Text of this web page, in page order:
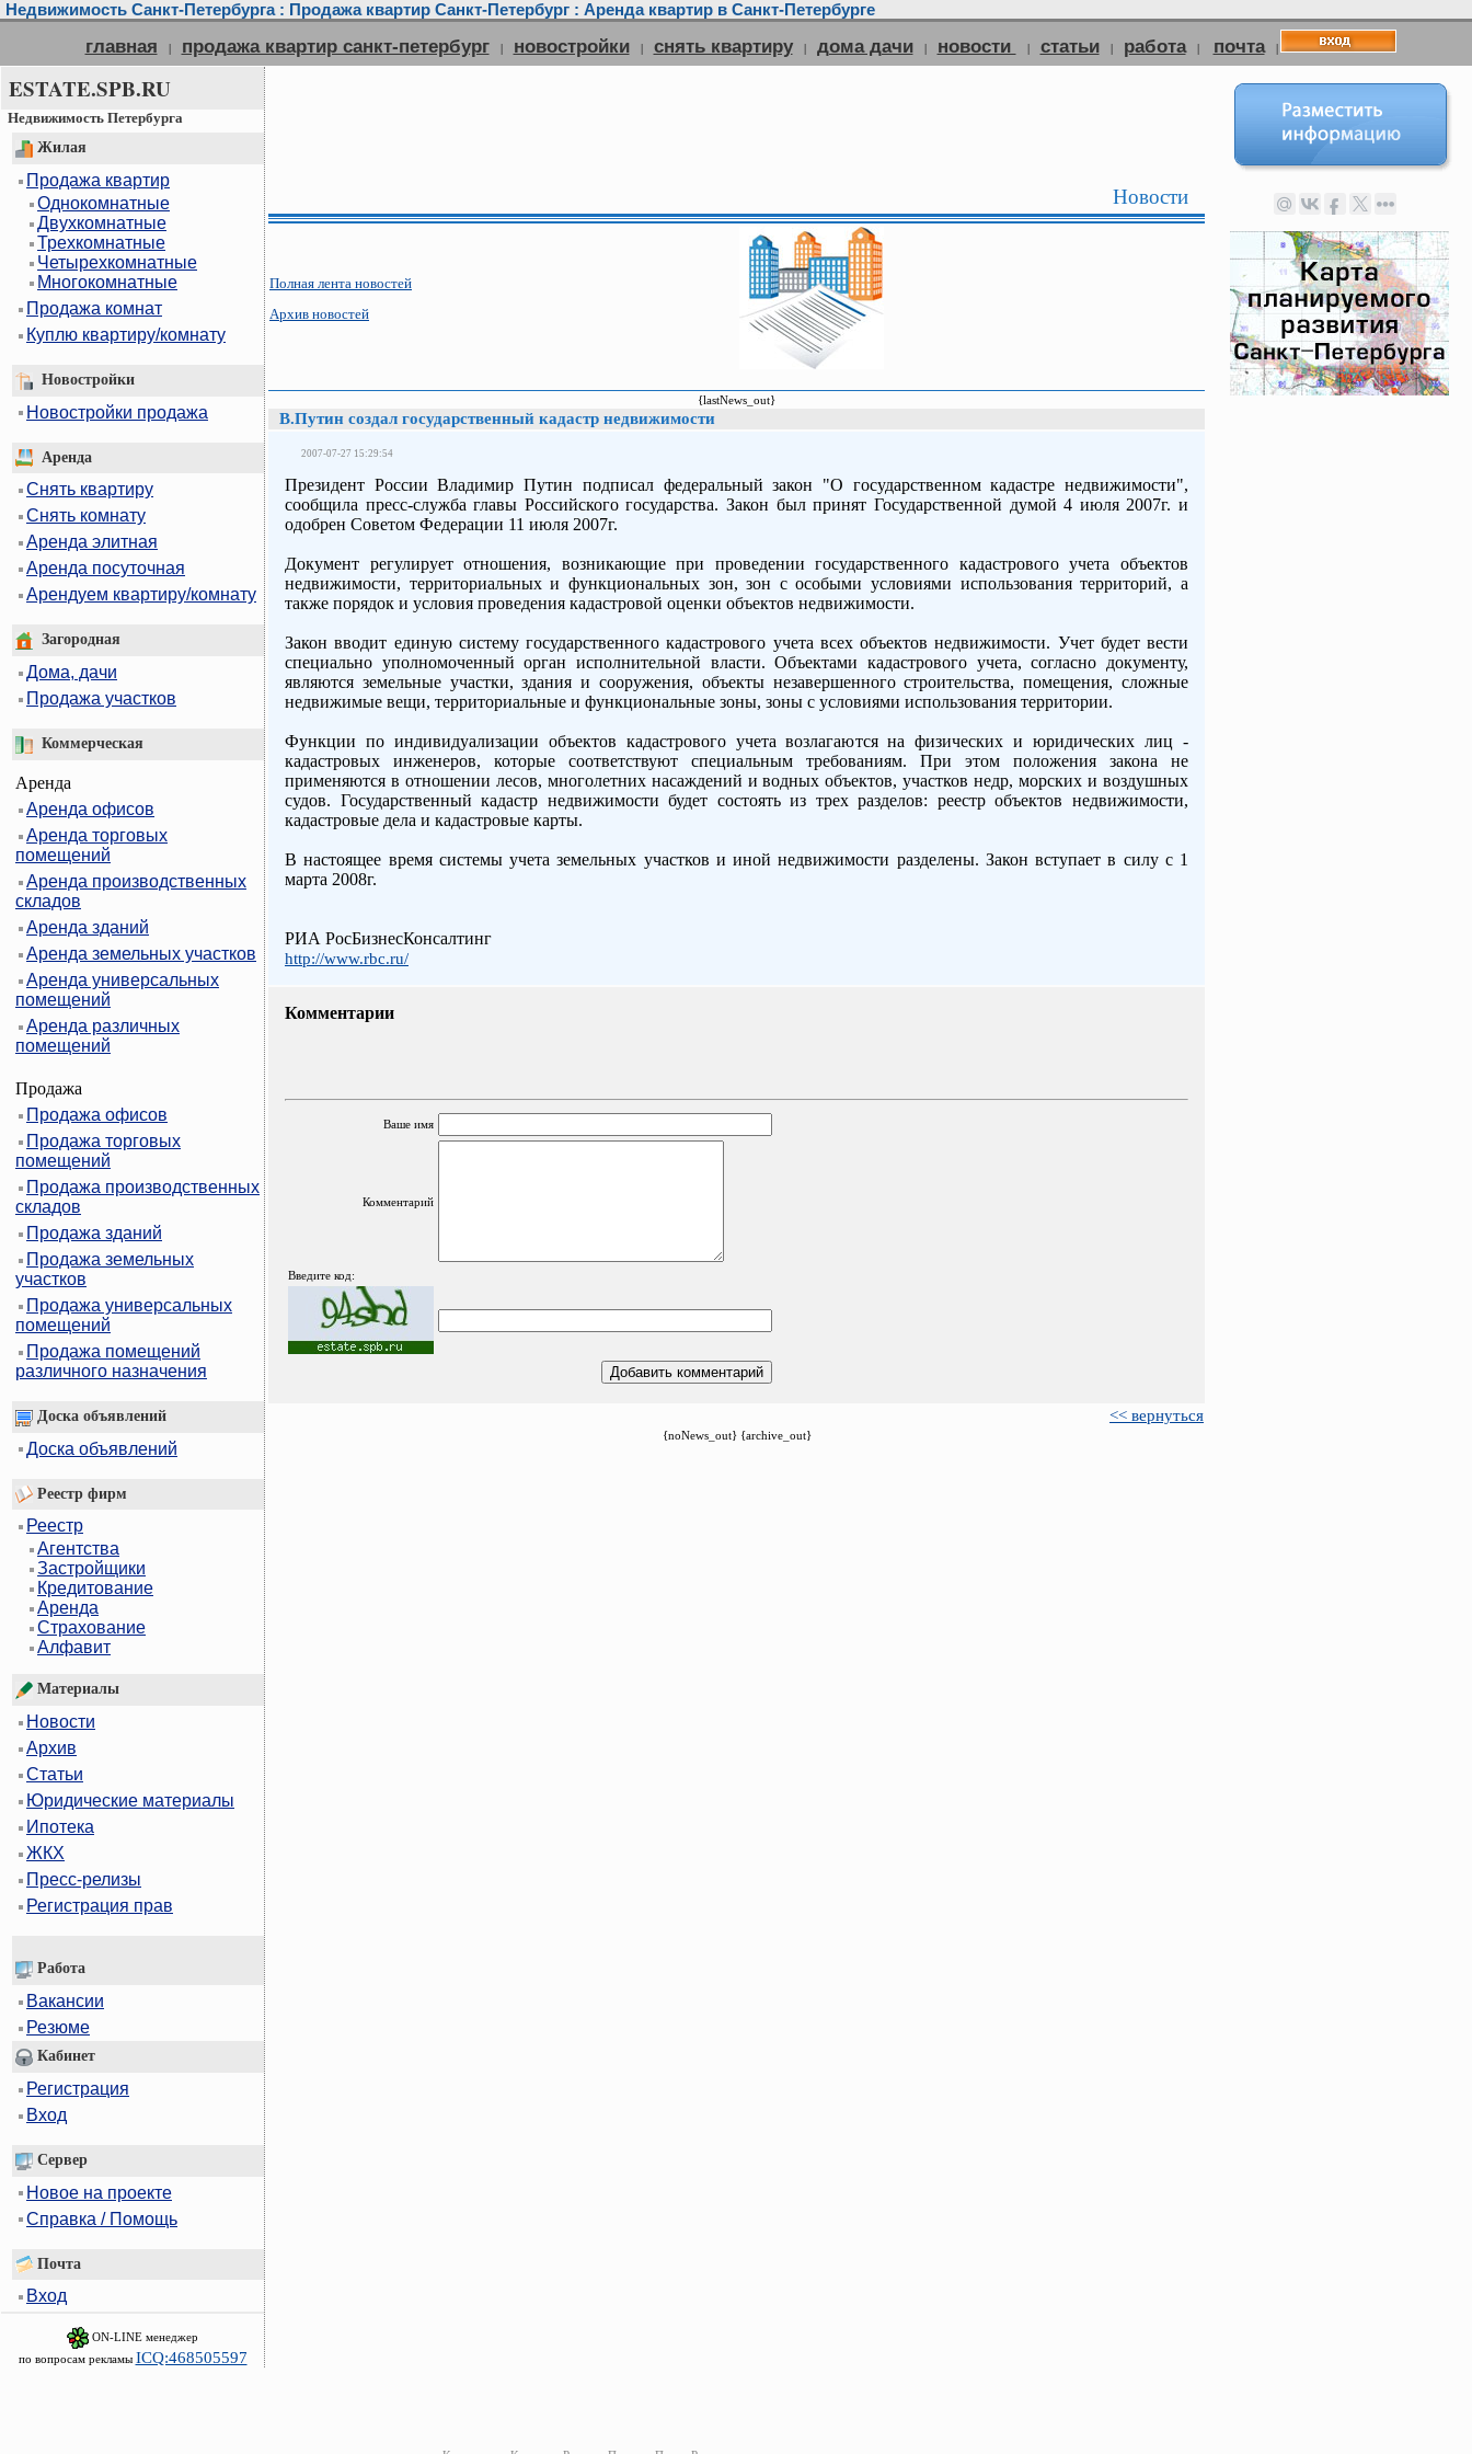
Недвижимость Санкт-Петербурга : Продажа квартир Санкт-Петербург : Аренда квартир в Санкт-Петербурге
главная | продажа квартир санкт-петербург | новостройки | снять квартиру | дома дачи | новости | статьи | работа | почта |
ESTATE.SPB.RU
Недвижимость Петербурга
Жилая
Продажа квартир
Однокомнатные
Двухкомнатные
Трехкомнатные
Четырехкомнатные
Многокомнатные
Продажа комнат
Куплю квартиру/комнату
Новостройки
Новостройки продажа
Аренда
Снять квартиру
Снять комнату
Аренда элитная
Аренда посуточная
Арендуем квартиру/комнату
Загородная
Дома, дачи
Продажа участков
Коммерческая
Аренда
Аренда офисов
Аренда торговых
помещений
Аренда производственных
складов
Аренда зданий
Аренда земельных участков
Аренда универсальных
помещений
Аренда различных
помещений
Продажа
Продажа офисов
Продажа торговых
помещений
Продажа производственных
складов
Продажа зданий
Продажа земельных
участков
Продажа универсальных
помещений
Продажа помещений
различного назначения
Доска объявлений
Доска объявлений
Реестр фирм
Реестр
Агентства
Застройщики
Кредитование
Аренда
Страхование
Алфавит
Материалы
Новости
Архив
Статьи
Юридические материалы
Ипотека
ЖКХ
Пресс-релизы
Регистрация прав
Работа
Вакансии
Резюме
Кабинет
Регистрация
Вход
Сервер
Новое на проекте
Справка / Помощь
Почта
Вход
ON-LINE менеджер
по вопросам рекламы ICQ:468505597
Новости
Полная лента новостей
Архив новостей
{lastNews_out}
В.Путин создал государственный кадастр недвижимости
2007-07-27 15:29:54
Президент России Владимир Путин подписал федеральный закон "О государственном кадастре недвижимости",
сообщила пресс-служба главы Российского государства. Закон был принят Государственной думой 4 июля 2007г. и
одобрен Советом Федерации 11 июля 2007г.
Документ регулирует отношения, возникающие при проведении государственного кадастрового учета объектов
недвижимости, территориальных и функциональных зон, зон с особыми условиями использования территорий, а
также порядок и условия проведения кадастровой оценки объектов недвижимости.
Закон вводит единую систему государственного кадастрового учета всех объектов недвижимости. Учет будет вести
специально уполномоченный орган исполнительной власти. Объектами кадастрового учета, согласно документу,
являются земельные участки, здания и сооружения, объекты незавершенного строительства, помещения, сложные
недвижимые вещи, территориальные и функциональные зоны, зоны с условиями использования территории.
Функции по индивидуализации объектов кадастрового учета возлагаются на физических и юридических лиц -
кадастровых инженеров, которые соответствуют специальным требованиям. При этом положения закона не
применяются в отношении лесов, многолетних насаждений и водных объектов, участков недр, морских и воздушных
судов. Государственный кадастр недвижимости будет состоять из трех разделов: реестр объектов недвижимости,
кадастровые дела и кадастровые карты.
В настоящее время системы учета земельных участков и иной недвижимости разделены. Закон вступает в силу с 1
марта 2008г.
РИА РосБизнесКонсалтинг
http://www.rbc.ru/
Комментарии
Ваше имя
Комментарий
Введите код:
<< вернуться
{noNews_out} {archive_out}